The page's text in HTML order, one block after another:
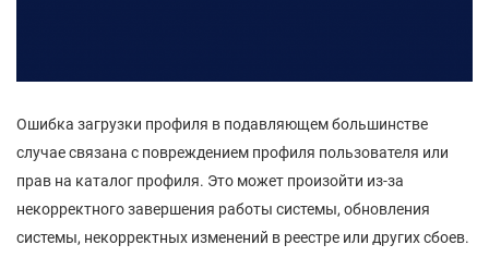
Ошибка загрузки профиля в подавляющем большинстве
случае связана с повреждением профиля пользователя или
прав на каталог профиля. Это может произойти из-за
некорректного завершения работы системы, обновления
системы, некорректных изменений в реестре или других сбоев.